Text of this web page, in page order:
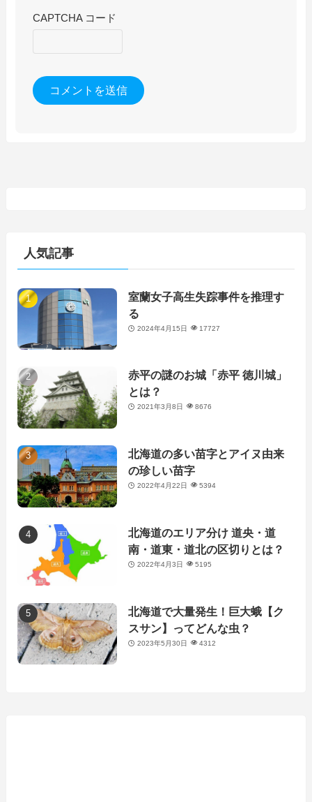
CAPTCHA コード
人気記事
室蘭女子高生失踪事件を推理す
る
2024年4月15日 17727
赤平の謎のお城「赤平 徳川城」
とは？
2021年3月8日 8676
北海道の多い苗字とアイヌ由来
の珍しい苗字
2022年4月22日 5394
北海道のエリア分け 道央・道
南・道東・道北の区切りとは？
2022年4月3日 5195
北海道で大量発生！巨大蛾【ク
スサン】ってどんな虫？
2023年5月30日 4312